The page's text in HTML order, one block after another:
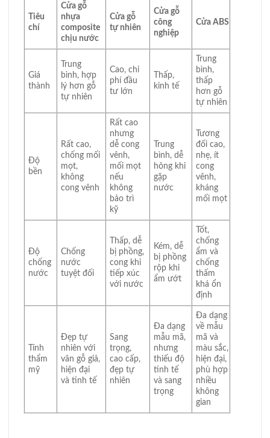
Tiêu
chí
Cửa gỗ
nhựa
composite
chịu nước
Cửa gỗ
tự nhiên
Cửa gỗ
công
nghiệp
Cửa ABS
Giá
thành
Trung
bình, hợp
lý hơn gỗ
tự nhiên
Cao, chi
phí đầu
tư lớn
Thấp,
kinh tế
Trung
bình,
thấp
hơn gỗ
tự nhiên
Độ
bền
Rất cao,
chống mối
mọt,
không
cong vênh
Rất cao
nhưng
dễ cong
vênh,
mối mọt
nếu
không
bảo trì
kỹ
Trung
bình, dễ
hỏng khi
gặp
nước
Tương
đối cao,
nhẹ, ít
cong
vênh,
kháng
mối mọt
Độ
chống
nước
Chống
nước
tuyệt đối
Thấp, dễ
bị phồng,
cong khi
tiếp xúc
với nước
Kém, dễ
bị phồng
rộp khi
ẩm ướt
Tốt,
chống
ẩm và
chống
thấm
khá ổn
định
Tính
thẩm
mỹ
Đẹp tự
nhiên với
vân gỗ giả,
hiện đại
và tinh tế
Sang
trọng,
cao cấp,
đẹp tự
nhiên
Đa dạng
mẫu mã,
nhưng
thiếu độ
tinh tế
và sang
trọng
Đa dạng
về mẫu
mã và
màu sắc,
hiện đại,
phù hợp
nhiều
không
gian